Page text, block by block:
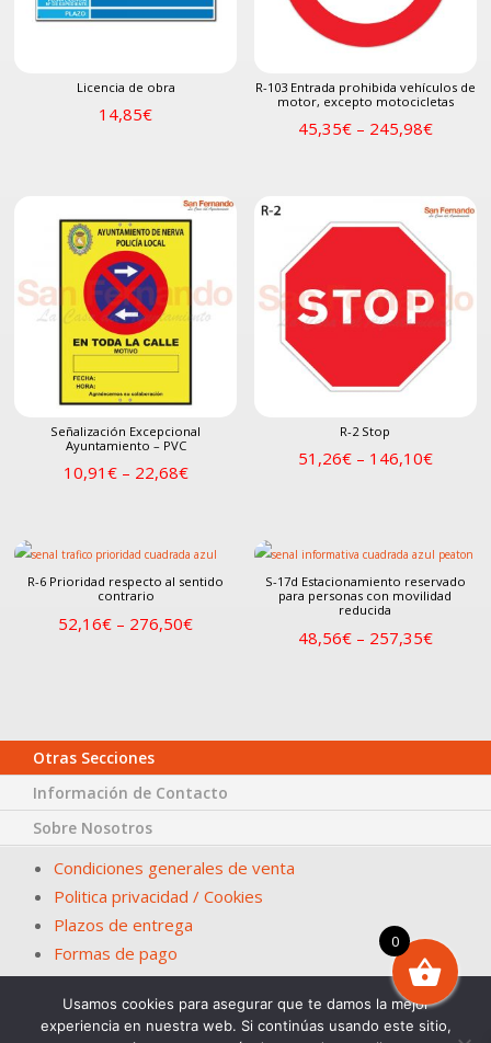
Licencia de obra
14,85€
R-103 Entrada prohibida vehículos de
motor, excepto motocicletas
45,35€– 245,98€
Señalización Excepcional
Ayuntamiento – PVC
10,91 €– 22,68€
R-2 Stop
51,26€– 146,10€
R-6 Prioridad respecto al sentido
contrario
52,16€ – 276,50€
S-17d Estacionamiento reservado
para personas con movilidad
reducida
48,56€– 257,35€
Otras Secciones
Información de Contacto
Sobre Nosotros
Condiciones generales de venta
Politica privacidad / Cookies
Plazos de entrega
Formas de pago
© Papelería San Fernando – La Casa del Ayuntamiento. En
0
Usamos cookies para asegurar que te damos la mejor
experiencia en nuestra web. Si continúas usando este sitio,